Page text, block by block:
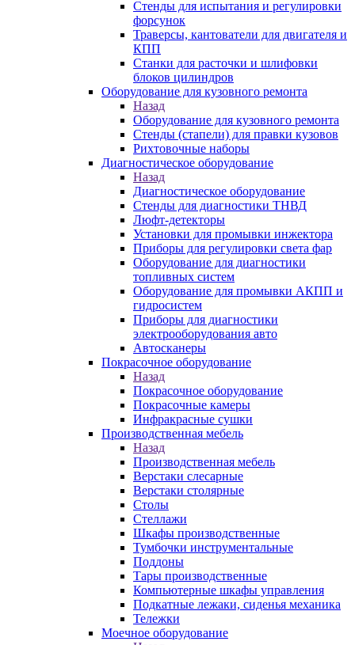
Стенды для испытания и регулировки
форсунок
Траверсы, кантователи для двигателя и
КПП
Станки для расточки и шлифовки
блоков цилиндров
Оборудование для кузовного ремонта
Назад
Оборудование для кузовного ремонта
Стенды (стапели) для правки кузовов
Рихтовочные наборы
Диагностическое оборудование
Назад
Диагностическое оборудование
Стенды для диагностики ТНВД
Люфт-детекторы
Установки для промывки инжектора
Приборы для регулировки света фар
Оборудование для диагностики
топливных систем
Оборудование для промывки АКПП и
гидросистем
Приборы для диагностики
электрооборудования авто
Автосканеры
Покрасочное оборудование
Назад
Покрасочное оборудование
Покрасочные камеры
Инфракрасные сушки
Производственная мебель
Назад
Производственная мебель
Верстаки слесарные
Верстаки столярные
Столы
Стеллажи
Шкафы производственные
Тумбочки инструментальные
Поддоны
Тары производственные
Компьютерные шкафы управления
Подкатные лежаки, сиденья механика
Тележки
Моечное оборудование